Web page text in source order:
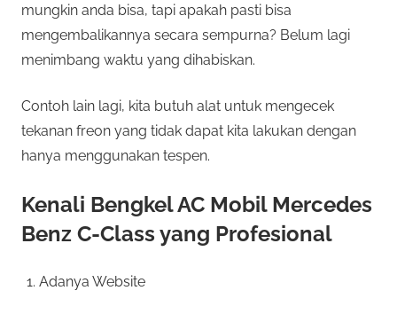
mungkin anda bisa, tapi apakah pasti bisa
mengembalikannya secara sempurna? Belum lagi
menimbang waktu yang dihabiskan.
Contoh lain lagi, kita butuh alat untuk mengecek
tekanan freon yang tidak dapat kita lakukan dengan
hanya menggunakan tespen.
Kenali Bengkel AC Mobil Mercedes
Benz C-Class yang Profesional
Adanya Website